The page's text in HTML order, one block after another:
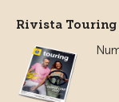
Rivista Touring